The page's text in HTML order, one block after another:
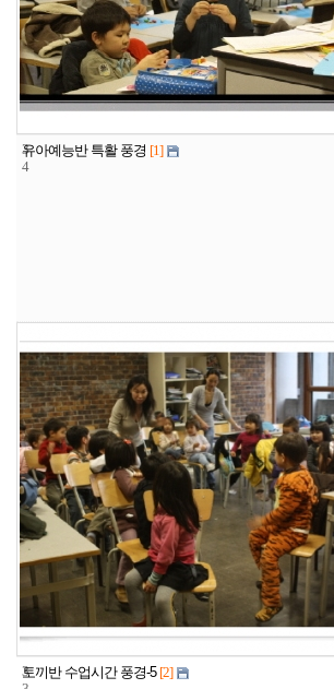
3
4
유아예능반 특활 풍경 [1]
3
토끼반 수업시간 풍경-5 [2]